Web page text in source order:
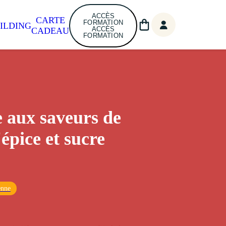
CARTE
CADEAU
ACCÈS
FORMATION
ACCÈS
FORMATION
saveurs de
et sucre